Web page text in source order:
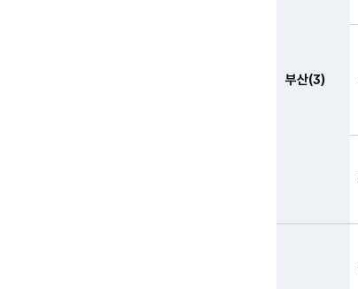
부산(3)